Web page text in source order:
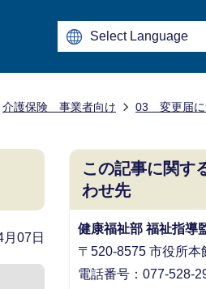
介護保険 事業者向け 03 変更届に
07日
この記事に関す
わせ先
健康福祉部 福祉指導
〒520-8575 市役所本
電話番号：077-528-